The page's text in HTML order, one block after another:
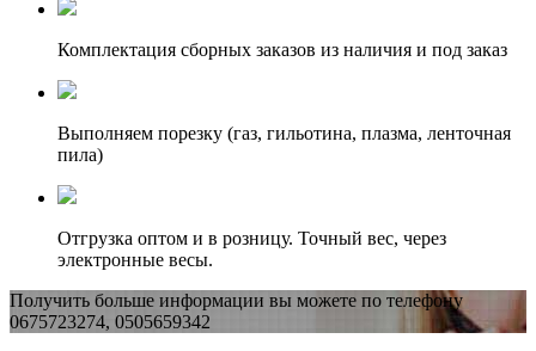
Комплектация сборных заказов из наличия и под заказ
Выполняем порезку (газ, гильотина, плазма, ленточная
пила)
Отгрузка оптом и в розницу. Точный вес, через
электронные весы.
Получить больше информации вы можете по телефону
0675723274, 0505659342